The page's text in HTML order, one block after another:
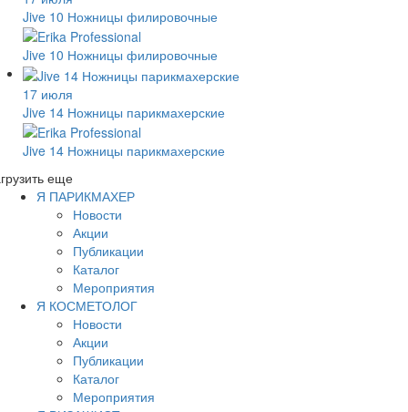
Jive 10 Ножницы филировочные
Jive 10 Ножницы филировочные
17 июля
Jive 14 Ножницы парикмахерские
Jive 14 Ножницы парикмахерские
еще
Я ПАРИКМАХЕР
Новости
Акции
Публикации
Каталог
Мероприятия
Я КОСМЕТОЛОГ
Новости
Акции
Публикации
Каталог
Мероприятия